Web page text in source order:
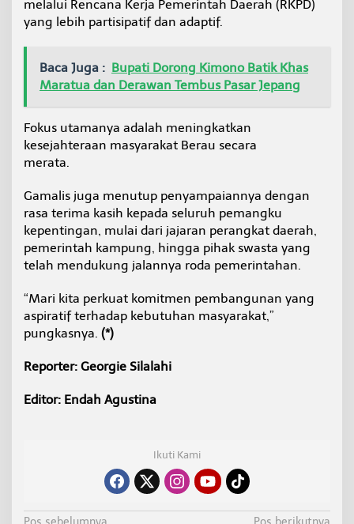
melalui Rencana Kerja Pemerintah Daerah (RKPD)
yang lebih partisipatif dan adaptif.
Baca Juga : Bupati Dorong Kimono Batik Khas
Maratua dan Derawan Tembus Pasar Jepang
Fokus utamanya adalah meningkatkan
kesejahteraan masyarakat Berau secara
merata.
Gamalis juga menutup penyampaiannya dengan
rasa terima kasih kepada seluruh pemangku
kepentingan, mulai dari jajaran perangkat daerah,
pemerintah kampung, hingga pihak swasta yang
telah mendukung jalannya roda pemerintahan.
“Mari kita perkuat komitmen pembangunan yang
aspiratif terhadap kebutuhan masyarakat,”
pungkasnya. (*)
Reporter: Georgie Silalahi
Editor: Endah Agustina
Ikuti Kami